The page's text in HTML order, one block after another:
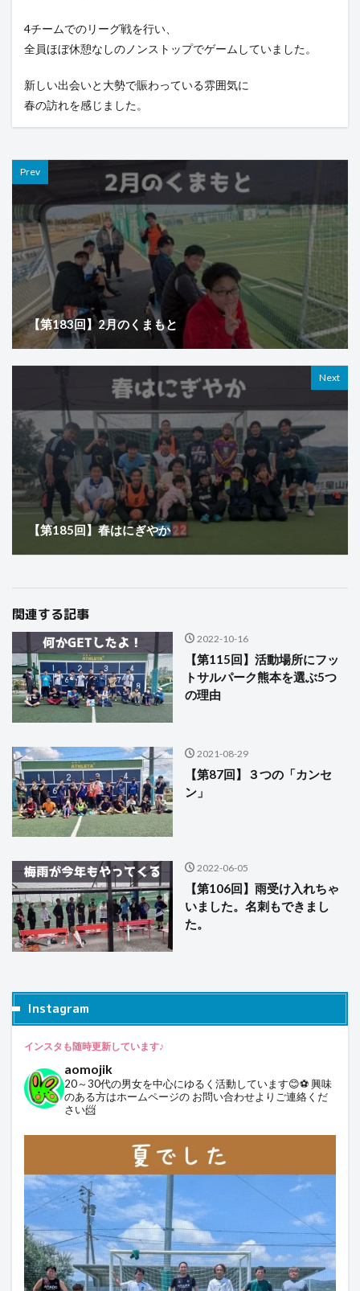
4チームでのリーグ戦を行い、
全員ほぼ休憩なしのノンストップでゲームしていました。
新しい出会いと大勢で賑わっている雰囲気に
春の訪れを感じました。
Prev
【第183回】2月のくまもと
Next
【第185回】春はにぎやか
関連する記事
2022-10-16
【第115回】活動場所にフッ
トサルパーク熊本を選ぶ5つ
の理由
2021-08-29
【第87回】３つの「カンセ
ン」
2022-06-05
【第106回】雨受け入れちゃ
いました。名刺もできまし
た。
Instagram
インスタも随時更新しています♪
aomojik
20～30代の男女を中心にゆるく活動しています😊⚽興味
のある方はホームページの お問い合わせよりご連絡くだ
さい📨